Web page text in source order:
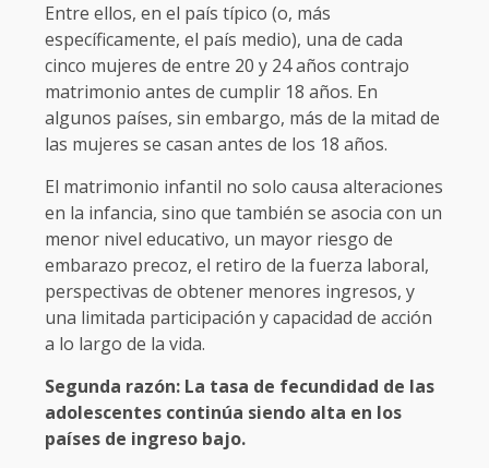
Entre ellos, en el país típico (o, más
específicamente, el país medio), una de cada
cinco mujeres de entre 20 y 24 años contrajo
matrimonio antes de cumplir 18 años. En
algunos países, sin embargo, más de la mitad de
las mujeres se casan antes de los 18 años.
El matrimonio infantil no solo causa alteraciones
en la infancia, sino que también se asocia con un
menor nivel educativo, un mayor riesgo de
embarazo precoz, el retiro de la fuerza laboral,
perspectivas de obtener menores ingresos, y
una limitada participación y capacidad de acción
a lo largo de la vida.
Segunda razón: La tasa de fecundidad de las
adolescentes continúa siendo alta en los
países de ingreso bajo.